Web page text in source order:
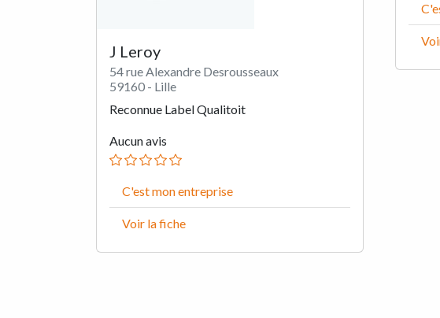
J Leroy
54 rue Alexandre Desrousseaux
59160 - Lille
Reconnue Label Qualitoit
Aucun avis
C'est mon entreprise
Voir la fiche